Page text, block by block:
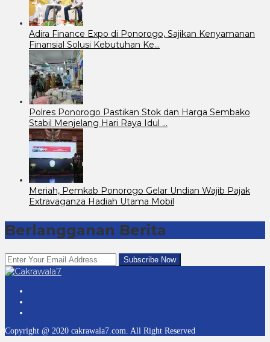
Adira Finance Expo di Ponorogo, Sajikan Kenyamanan
Finansial Solusi Kebutuhan Ke…
Polres Ponorogo Pastikan Stok dan Harga Sembako
Stabil Menjelang Hari Raya Idul …
Meriah, Pemkab Ponorogo Gelar Undian Wajib Pajak
Extravaganza Hadiah Utama Mobil
Berlangganan Berita
Copyright @ 2020 cakrawala7.com. All Right Reserved